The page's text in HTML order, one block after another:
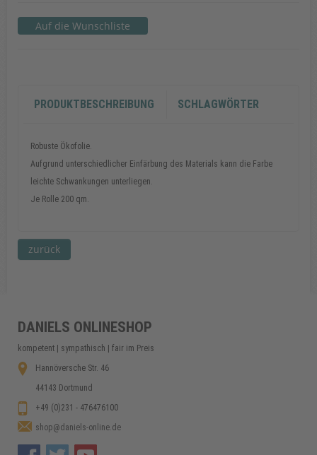
PRODUKTBESCHREIBUNG SCHLAGWÖRTER
Robuste Ökofolie.
​Aufgrund unterschiedlicher Einfärbung des Materials kann die Farbe
leichte Schwankungen unterliegen.
Je Rolle 200 qm.
DANIELS ONLINESHOP
kompetent | sympathisch | fair im Preis
Hannöversche Str. 46
44143 Dortmund
+49 (0)231 - 476476100
shop@daniels-online.de